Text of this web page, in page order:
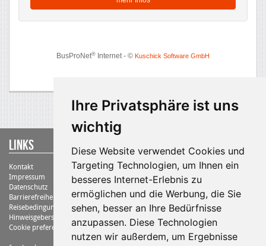
Ihre Privatsphäre ist uns
wichtig
Diese Website verwendet Cookies und
Targeting Technologien, um Ihnen ein
besseres Internet-Erlebnis zu
ermöglichen und die Werbung, die Sie
sehen, besser an Ihre Bedürfnisse
anzupassen. Diese Technologien
nutzen wir außerdem, um Ergebnisse
Links
Kontakt
Impressum
Datenschutz
Barrierefreiheit
Reisebedingungen
Hinweisgebersystem
Cookie preferences